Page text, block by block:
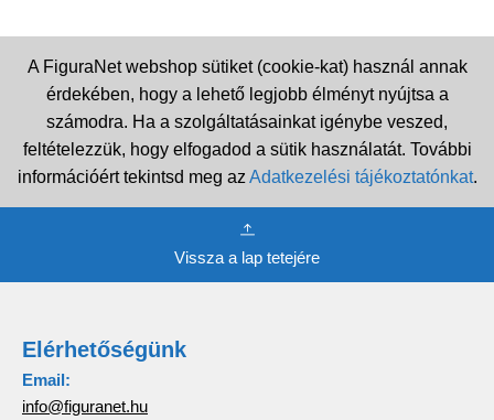
A FiguraNet webshop sütiket (cookie-kat) használ annak
érdekében, hogy a lehető legjobb élményt nyújtsa a
számodra. Ha a szolgáltatásainkat igénybe veszed,
feltételezzük, hogy elfogadod a sütik használatát. További
információért tekintsd meg az Adatkezelési tájékoztatónkat.
Vissza a lap tetejére
Elérhetőségünk
Email:
info@figuranet.hu